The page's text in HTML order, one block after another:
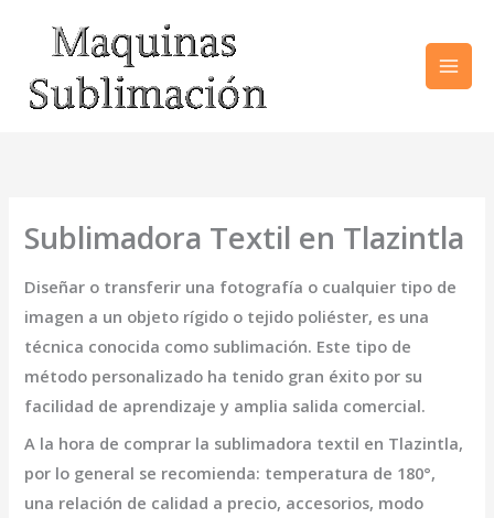
contenido
Sublimadora Textil en Tlazintla
Diseñar o transferir una fotografía o cualquier tipo de
imagen a un objeto rígido o tejido poliéster, es una
técnica conocida como sublimación. Este tipo de
método personalizado ha tenido gran éxito por su
facilidad de aprendizaje y amplia salida comercial.
A la hora de comprar la sublimadora textil en Tlazintla,
por lo general se recomienda: temperatura de 180°,
una relación de calidad a precio, accesorios, modo